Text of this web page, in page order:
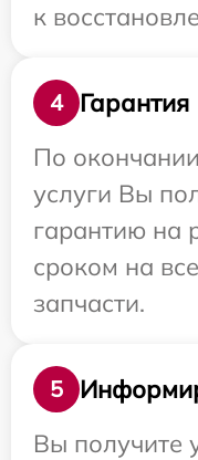
к
4
Гарантия
По
услуги Вы
гарантию на
сроком на
запчасти.
5
Вы получите